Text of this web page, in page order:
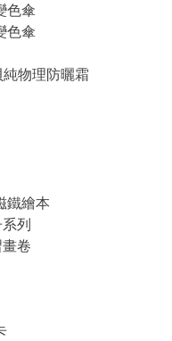
色傘
色傘
物理防曬霜
鐵繪本
列
卷